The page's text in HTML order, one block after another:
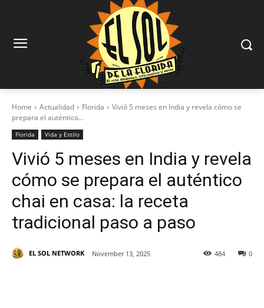
Home Actualidad Florida
Vivió 5 meses en India y revela cómo se
prepara el auténtico...
Florida Vida y Estilo
Vivió 5 meses en India y revela
cómo se prepara el auténtico
chai en casa: la receta
tradicional paso a paso
EL SOL NETWORK November 13, 2025 0
484